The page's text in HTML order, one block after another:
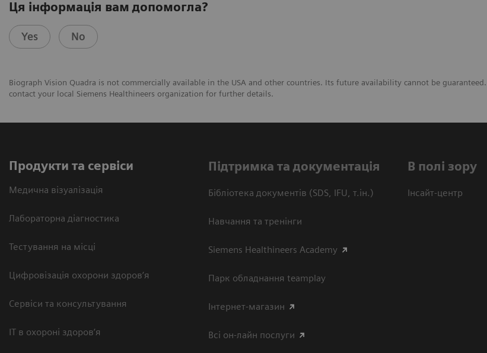
Ця інформація вам допомогла?
Yes No
Biograph Vision Quadra is not commercially available in the USA and other countries. Its future availability cannot be guaranteed.
contact your local Siemens Healthineers organization for further details.
Продукти та сервіси
Медична візуалізація
Лабораторна діагностика
Тестування на місці
Цифровізація охорони здоров’я
Сервіси та консультування
ІТ в охороні здоров’я
Підтримка та документація
Бібліотека документів (SDS, IFU, т.ін.)
Навчання та тренінги
Siemens Healthineers Academy
Парк обладнання teamplay
Інтернет-магазин
Всі он-лайн послуги
В полі зору
Інсайт-центр